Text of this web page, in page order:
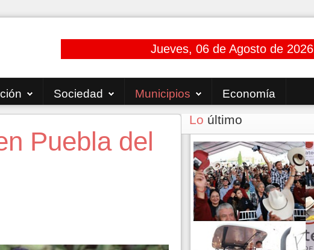
Jueves, 06 de Agosto de 2026
Sociedad Municipios Economía
Puebla del
Lo último